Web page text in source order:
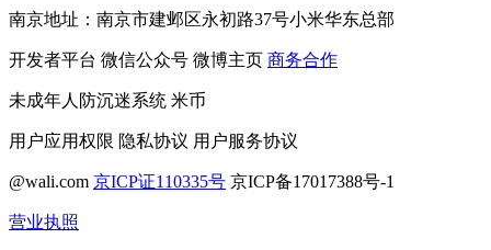
南京地址：南京市建邺区永初路37号小米华东总部
开发者平台 微信公众号 微博主页 商务合作
未成年人防沉迷系统 米币
用户应用权限 隐私协议 用户服务协议
@wali.com 京ICP证110335号 京ICP备17017388号-1
营业执照